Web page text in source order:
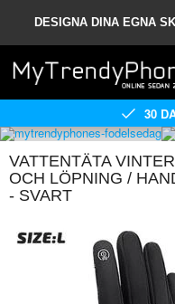
DESIGNA DINA EGNA
30
VATTENTÄTA
OCH LÖPNING /
- SVART